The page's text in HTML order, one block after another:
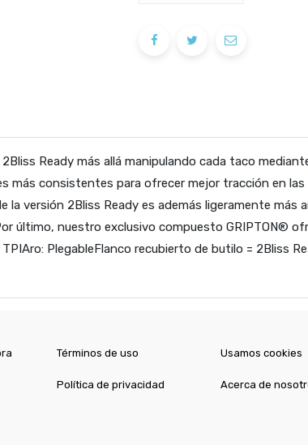
Ready más allá manipulando cada taco
más consistentes para ofrecer mejor tracción en
versión 2Bliss Ready es además ligeramente más
último, nuestro exclusivo compuesto GRIPTON®
PlegableFlanco recubierto de butilo = 2Bliss
Términos de uso
Política de privacidad
Usamos cookies
Acerca de